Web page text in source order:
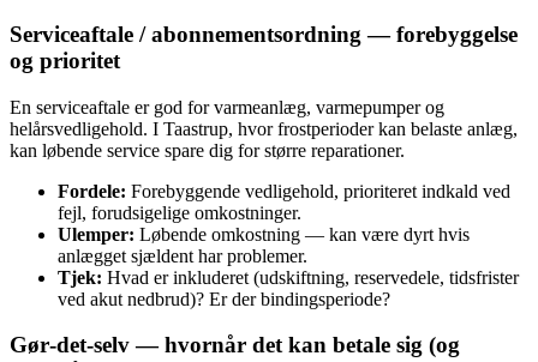
Serviceaftale / abonnementsordning — forebyggelse
og prioritet
En serviceaftale er god for varmeanlæg, varmepumper og
helårsvedligehold. I Taastrup, hvor frostperioder kan belaste anlæg,
kan løbende service spare dig for større reparationer.
Fordele: Forebyggende vedligehold, prioriteret indkald ved
fejl, forudsigelige omkostninger.
Ulemper: Løbende omkostning — kan være dyrt hvis
anlægget sjældent har problemer.
Tjek: Hvad er inkluderet (udskiftning, reservedele, tidsfrister
ved akut nedbrud)? Er der bindingsperiode?
Gør‑det‑selv — hvornår det kan betale sig (og